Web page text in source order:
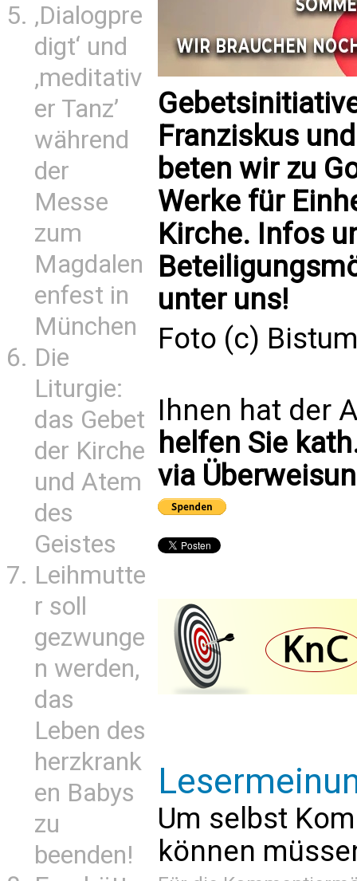
‚Dialogpre
digt‘ und
‚meditativ
er Tanz’
während
der
Messe
zum
Magdalen
enfest in
München
Die
Liturgie:
das Gebet
der Kirche
und Atem
des
Geistes
Leihmutte
r soll
gezwunge
n werden,
das
Leben des
herzkrank
en Babys
zu
beenden!
Franziskus
beten wir zu
Werke für
Kirche. Infos
unter uns!
Foto (c)
Ihnen hat der
helfen Sie
via
Um selbst
können